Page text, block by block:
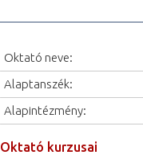
Oktató neve:
Alaptanszék:
Alapintézmény:
Oktató kurzusai